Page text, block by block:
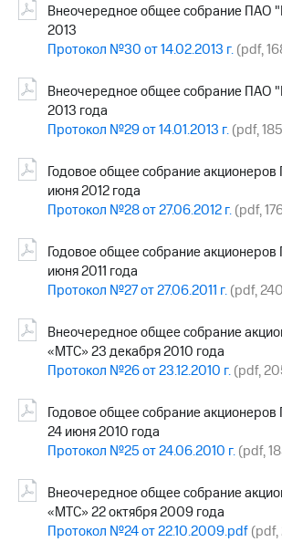
Внеочередное общее собрание ПАО
2013
Протокол №30 от 14.02.2013 г.(pdf,
Внеочередное общее собрание ПАО
2013 года
Протокол №29 от 14.01.2013 г.(pdf,
Годовое общее собрание
июня 2012 года
Протокол №28 от 27.06.2012 г.(pdf,
Годовое общее собрание
июня 2011 года
Протокол №27 от 27.06.2011 г.(pdf,
Внеочередное общее собрание
«МТС» 23 декабря 2010 года
Протокол №26 от 23.12.2010 г.(pdf,
Годовое общее собрание
24 июня 2010 года
Протокол №25 от 24.06.2010 г.(pdf,
Внеочередное общее собрание
«МТС» 22 октября 2009 года
Протокол №24 от 22.10.2009.pdf(pdf,